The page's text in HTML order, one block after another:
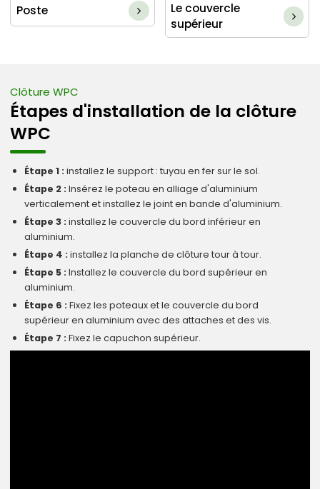
Poste
Le couvercle
supérieur
Clôture WPC
Étapes d'installation de la clôture
WPC
Étape 1 : installez le support : tuyau en fer sur le sol.
Étape 2 : Insérez le poteau en alliage d'aluminium
verticalement et installez le joint en bande d'aluminium.
Étape 3 : installez le couvercle du bord inférieur en
aluminium.
Étape 4 : installez la planche de clôture tour à tour.
Étape 5 : Installez le couvercle du bord supérieur en
aluminium.
Étape 6 : Fixez les poteaux et le couvercle du bord
supérieur en aluminium avec des attaches et des vis.
Étape 7 : Fixez le capuchon supérieur.